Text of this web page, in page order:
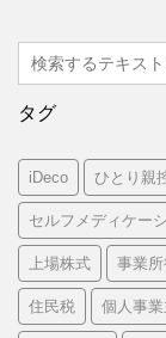
タグ
iDeco ひとり親
セルフメディケー
上場株式 事業
住民税 個人事業